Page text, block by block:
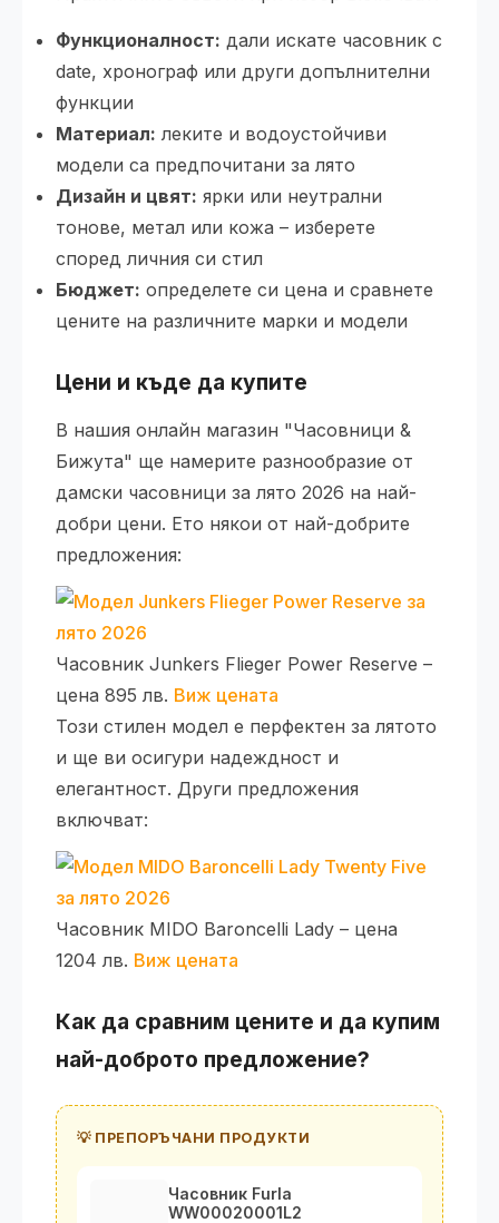
Функционалност: дали искате часовник с
date, хронограф или други допълнителни
функции
Материал: леките и водоустойчиви
модели са предпочитани за лято
Дизайн и цвят: ярки или неутрални
тонове, метал или кожа – изберете
според личния си стил
Бюджет: определете си цена и сравнете
цените на различните марки и модели
Цени и къде да купите
В нашия онлайн магазин "Часовници &
Бижута" ще намерите разнообразие от
дамски часовници за лято 2026 на най-
добри цени. Ето някои от най-добрите
предложения:
Часовник Junkers Flieger Power Reserve –
цена 895 лв. Виж цената
Този стилен модел е перфектен за лятото
и ще ви осигури надеждност и
елегантност. Други предложения
включват:
Часовник MIDO Baroncelli Lady – цена
1204 лв. Виж цената
Как да сравним цените и да купим
най-доброто предложение?
💡 ПРЕПОРЪЧАНИ ПРОДУКТИ
Часовник Furla
WW00020001L2